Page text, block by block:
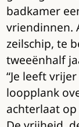
badkamer
vriendinnen.
zeilschip, te
tweeënhalf
“Je leeft
loopplank
achterlaat op